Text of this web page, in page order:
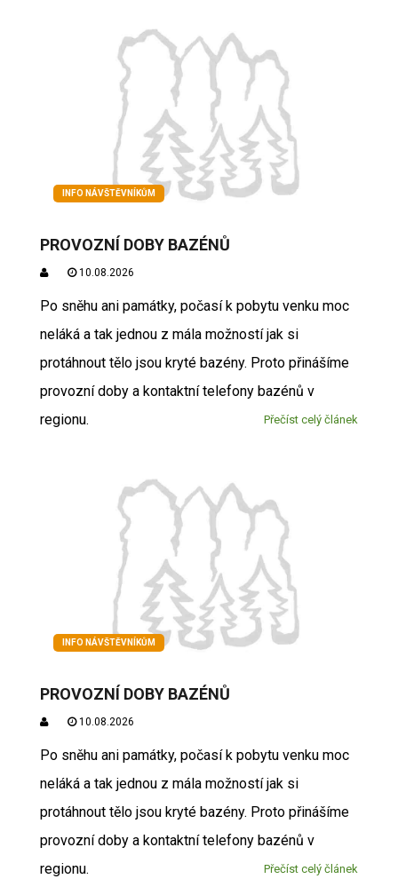
INFO NÁVŠTĚVNÍKŮM
PROVOZNÍ DOBY BAZÉNŮ
10.08.2026
Po sněhu ani památky, počasí k pobytu venku moc
neláká a tak jednou z mála možností jak si
protáhnout tělo jsou kryté bazény. Proto přinášíme
provozní doby a kontaktní telefony bazénů v
regionu.
Přečíst celý článek
INFO NÁVŠTĚVNÍKŮM
PROVOZNÍ DOBY BAZÉNŮ
10.08.2026
Po sněhu ani památky, počasí k pobytu venku moc
neláká a tak jednou z mála možností jak si
protáhnout tělo jsou kryté bazény. Proto přinášíme
provozní doby a kontaktní telefony bazénů v
regionu.
Přečíst celý článek